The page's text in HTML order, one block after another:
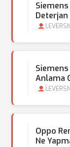
Siemens
Siemens
Anlama
Oppo
Ne